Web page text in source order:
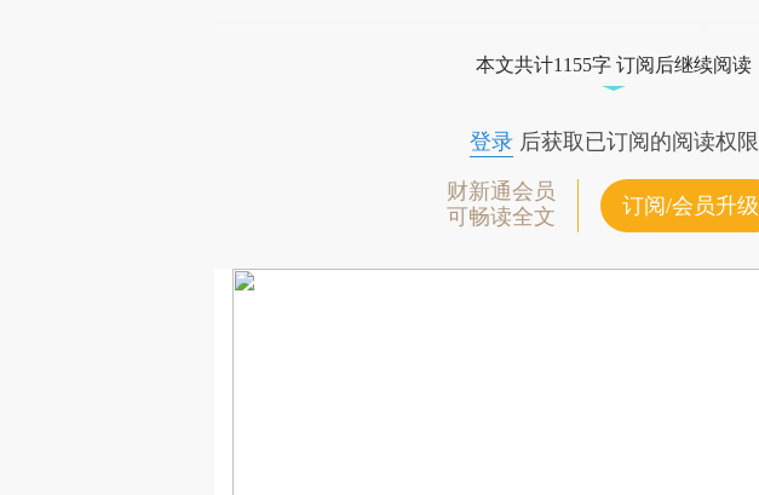
本文共计1155字 订阅后继续阅读
登录后获取已订阅的阅读权限
财新通会员
可畅读全文
订阅/会员升级